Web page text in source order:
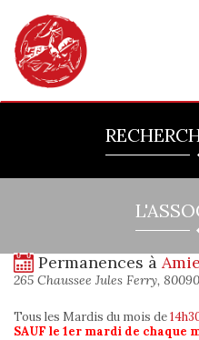
Permanences à
265 Chaussee Jules Ferry,
Tous les Mardis du mois de
SAUF le 1er mardi de chaque